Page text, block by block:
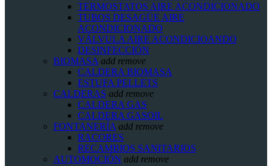
TERMOSTATOS AIRE ACONDICIONADO
TUBOS DESAGÜE AIRE
ACONDICIONADO
VÁLVULA AIRE ACONDICIOANDO
DESINFECCIÓN
BIOMASA add remove
CALDERA BIOMASA
ESTUFA PELLETS
CALDERAS add remove
CALDERA GAS
CALDERA GASOIL
FONTANERÍA add remove
RACORES
RECAMBIOS SANITARIOS
AUTOMOCIÓN add remove